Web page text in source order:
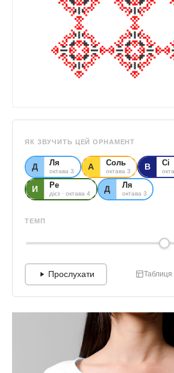
ЯК ЗВУЧИТЬ ЦЕЙ ОРНАМЕНТ
Д Ля
октава 3 А Соль
октава 3 В Сі
И Ре
дієз · октава 4 Д Ля
октава 3
ТЕМП
Прослухати Таблиця